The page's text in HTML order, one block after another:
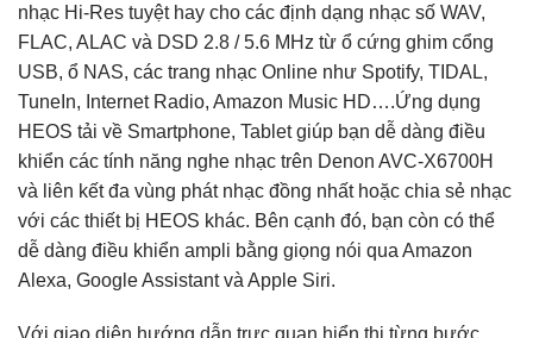
nhạc Hi-Res tuyệt hay cho các định dạng nhạc số WAV,
FLAC, ALAC và DSD 2.8 / 5.6 MHz từ ổ cứng ghim cổng
USB, ổ NAS, các trang nhạc Online như Spotify, TIDAL,
TuneIn, Internet Radio, Amazon Music HD….Ứng dụng
HEOS tải về Smartphone, Tablet giúp bạn dễ dàng điều
khiển các tính năng nghe nhạc trên Denon AVC-X6700H
và liên kết đa vùng phát nhạc đồng nhất hoặc chia sẻ nhạc
với các thiết bị HEOS khác. Bên cạnh đó, bạn còn có thể
dễ dàng điều khiển ampli bằng giọng nói qua Amazon
Alexa, Google Assistant và Apple Siri.